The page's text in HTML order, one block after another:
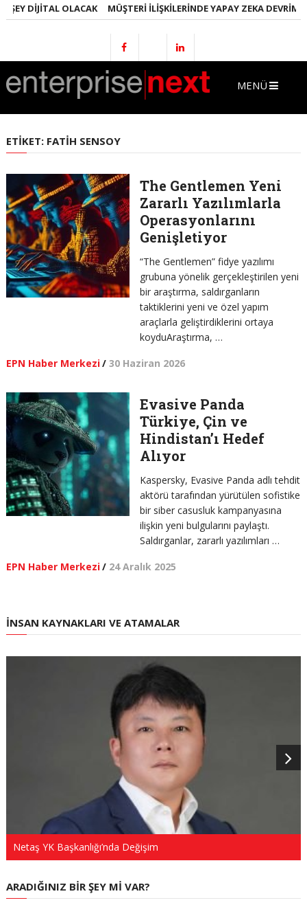
DIJITAL OLACAK MÜŞTERI İLIŞKILERINDE YAPAY ZEKA DEVRIMI
MENÜ
ETIKET: FATIH SENSOY
The Gentlemen Yeni
Zararlı Yazılımlarla
Operasyonlarını
Genişletiyor
“The Gentlemen” fidye yazılımı
grubuna yönelik gerçekleştirilen yeni
bir araştırma, saldırganların
taktiklerini yeni ve özel yapım
araçlarla geliştirdiklerini ortaya
koyduAraştırma, …
EPN Haber Merkezi/ 30 Haziran 2026
Evasive Panda
Türkiye, Çin ve
Hindistan’ı Hedef
Alıyor
Kaspersky, Evasive Panda adlı tehdit
aktörü tarafından yürütülen sofistike
bir siber casusluk kampanyasına
ilişkin yeni bulgularını paylaştı.
Saldırganlar, zararlı yazılımları …
EPN Haber Merkezi/ 24 Aralık 2025
İNSAN KAYNAKLARI VE ATAMALAR
Netaş YK Başkanlığı’nda Değişim
ARADIĞINIZ BIR ŞEY MI VAR?